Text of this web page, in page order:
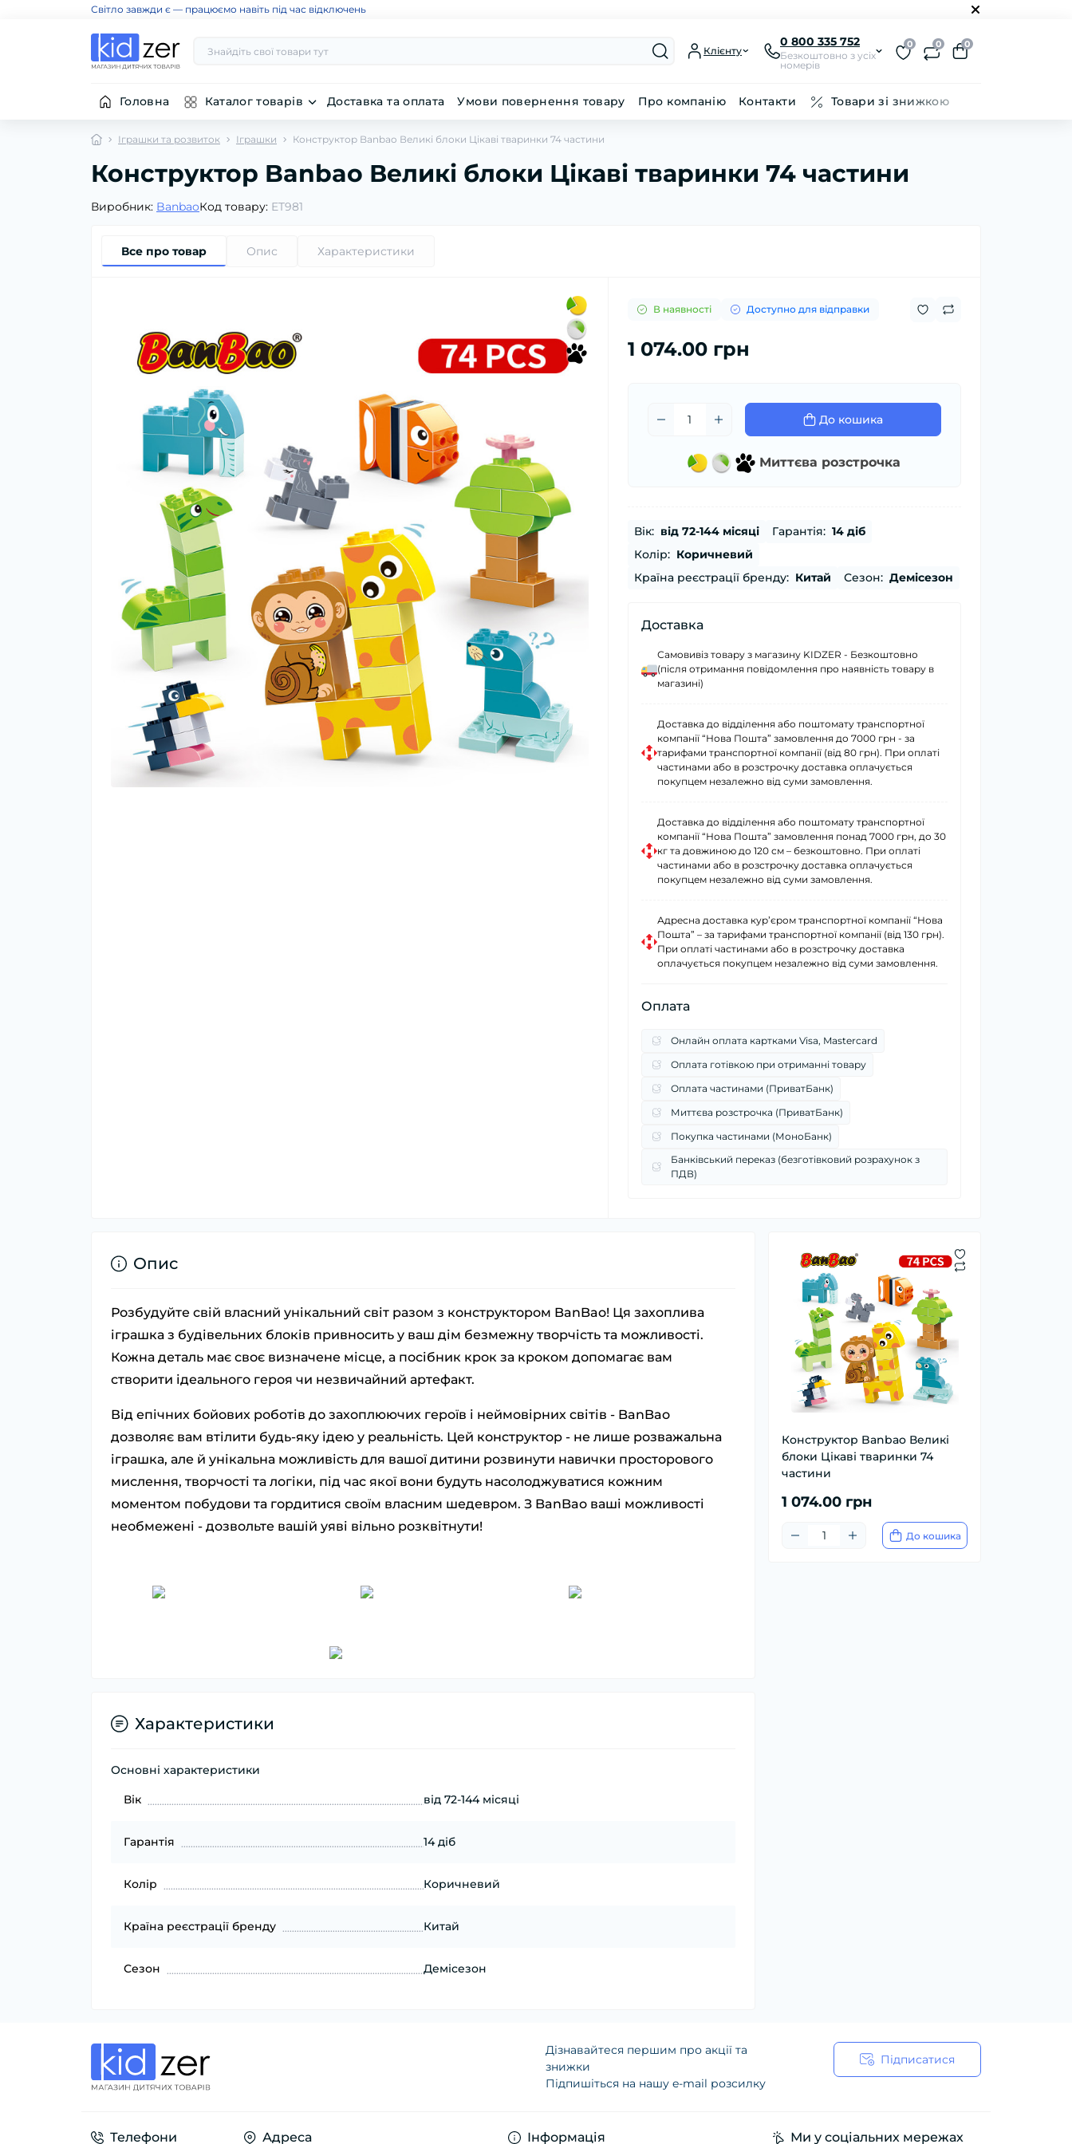
Світло завжди є — працюємо навіть під час відключень
Клієнту
0 800 335 752
Безкоштовно з усіх
номерів
0 0 0
Головна Каталог товарів Доставка та оплата Умови повернення товару Про компанію Контакти Товари зі знижкою
Іграшки та розвиток Іграшки Конструктор Banbao Великі блоки Цікаві тваринки 74 частини
Конструктор Banbao Великі блоки Цікаві тваринки 74 частини
Виробник: BanbaoКод товару: ET981
Все про товар Опис Характеристики
В наявності Доступно для відправки
1 074.00 грн
До кошика
Миттєва розстрочка
Вік: від 72-144 місяці Гарантія: 14 діб
Колір: Коричневий
Країна реєстрації бренду: Китай Сезон: Демісезон
Доставка
Самовивіз товару з магазину KIDZER - Безкоштовно
(після отримання повідомлення про наявність товару в
магазині)
Доставка до відділення або поштомату транспортної
компанії “Нова Пошта” замовлення до 7000 грн - за
тарифами транспортної компанії (від 80 грн). При оплаті
частинами або в розстрочку доставка оплачується
покупцем незалежно від суми замовлення.
Доставка до відділення або поштомату транспортної
компанії “Нова Пошта” замовлення понад 7000 грн, до 30
кг та довжиною до 120 см – безкоштовно. При оплаті
частинами або в розстрочку доставка оплачується
покупцем незалежно від суми замовлення.
Адресна доставка курʼєром транспортної компанії “Нова
Пошта” – за тарифами транспортної компанії (від 130 грн).
При оплаті частинами або в розстрочку доставка
оплачується покупцем незалежно від суми замовлення.
Оплата
Онлайн оплата картками Visa, Mastercard
Оплата готівкою при отриманні товару
Оплата частинами (ПриватБанк)
Миттєва розстрочка (ПриватБанк)
Покупка частинами (МоноБанк)
Банківський переказ (безготівковий розрахунок з
ПДВ)
Конструктор Banbao Великі
блоки Цікаві тваринки 74
частини
1 074.00 грн
До кошика
Опис
Розбудуйте свій власний унікальний світ разом з конструктором BanBao! Ця захоплива
іграшка з будівельних блоків привносить у ваш дім безмежну творчість та можливості.
Кожна деталь має своє визначене місце, а посібник крок за кроком допомагає вам
створити ідеального героя чи незвичайний артефакт.
Від епічних бойових роботів до захоплюючих героїв і неймовірних світів - BanBao
дозволяє вам втілити будь-яку ідею у реальність. Цей конструктор - не лише розважальна
іграшка, але й унікальна можливість для вашої дитини розвинути навички просторового
мислення, творчості та логіки, під час якої вони будуть насолоджуватися кожним
моментом побудови та гордитися своїм власним шедевром. З BanBao ваші можливості
необмежені - дозвольте вашій уяві вільно розквітнути!
Характеристики
Основні характеристики
Вік від 72-144 місяці
Гарантія 14 діб
Колір Коричневий
Країна реєстрації бренду Китай
Сезон Демісезон
Дізнавайтеся першим про акції та
знижки
Підпишіться на нашу e-mail розсилку
Підписатися
Політика конфіденційності
Телефони Адреса Інформація Ми у соціальних мережах